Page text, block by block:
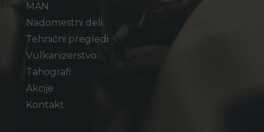
MAN
Nadomestni deli
Tehnični pregledi
Vulkanizerstvo
Tahografi
Akcije
Kontakt